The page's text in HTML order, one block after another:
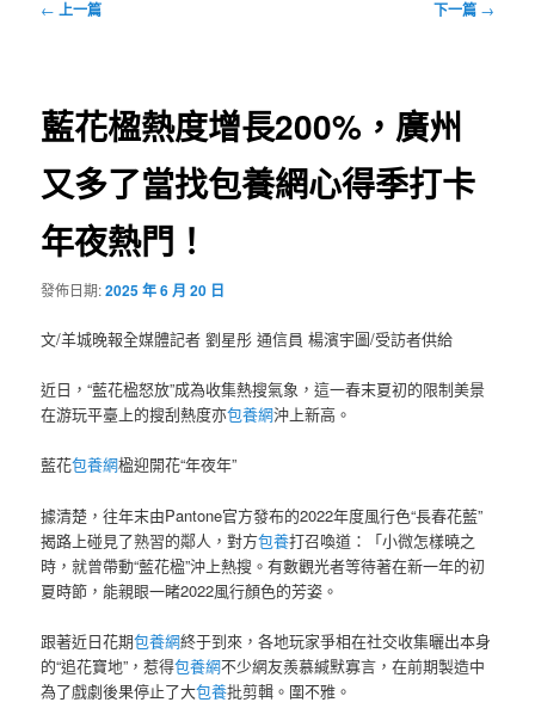
文
← 上一篇 下一篇 →
藍花楹熱度增長200%，廣州
又多了當找包養網心得季打卡
年夜熱門！
發佈日期:2025 年 6 月 20 日
文/羊城晚報全媒體記者 劉星彤 通信員 楊濱宇圖/受訪者供給
近日，“藍花楹怒放”成為收集熱搜氣象，這一春末夏初的限制美景
在游玩平臺上的搜刮熱度亦包養網沖上新高。
藍花包養網楹迎開花“年夜年”
據清楚，往年末由Pantone官方發布的2022年度風行色“長春花藍”
揭路上碰見了熟習的鄰人，對方包養打召喚道：「小微怎樣曉之
時，就曾帶動“藍花楹”沖上熱搜。有數觀光者等待著在新一年的初
夏時節，能親眼一睹2022風行顏色的芳姿。
跟著近日花期包養網終于到來，各地玩家爭相在社交收集曬出本身
的“追花寶地”，惹得包養網不少網友羨慕緘默寡言，在前期製造中
為了戲劇後果停止了大包養批剪輯。圍不雅。